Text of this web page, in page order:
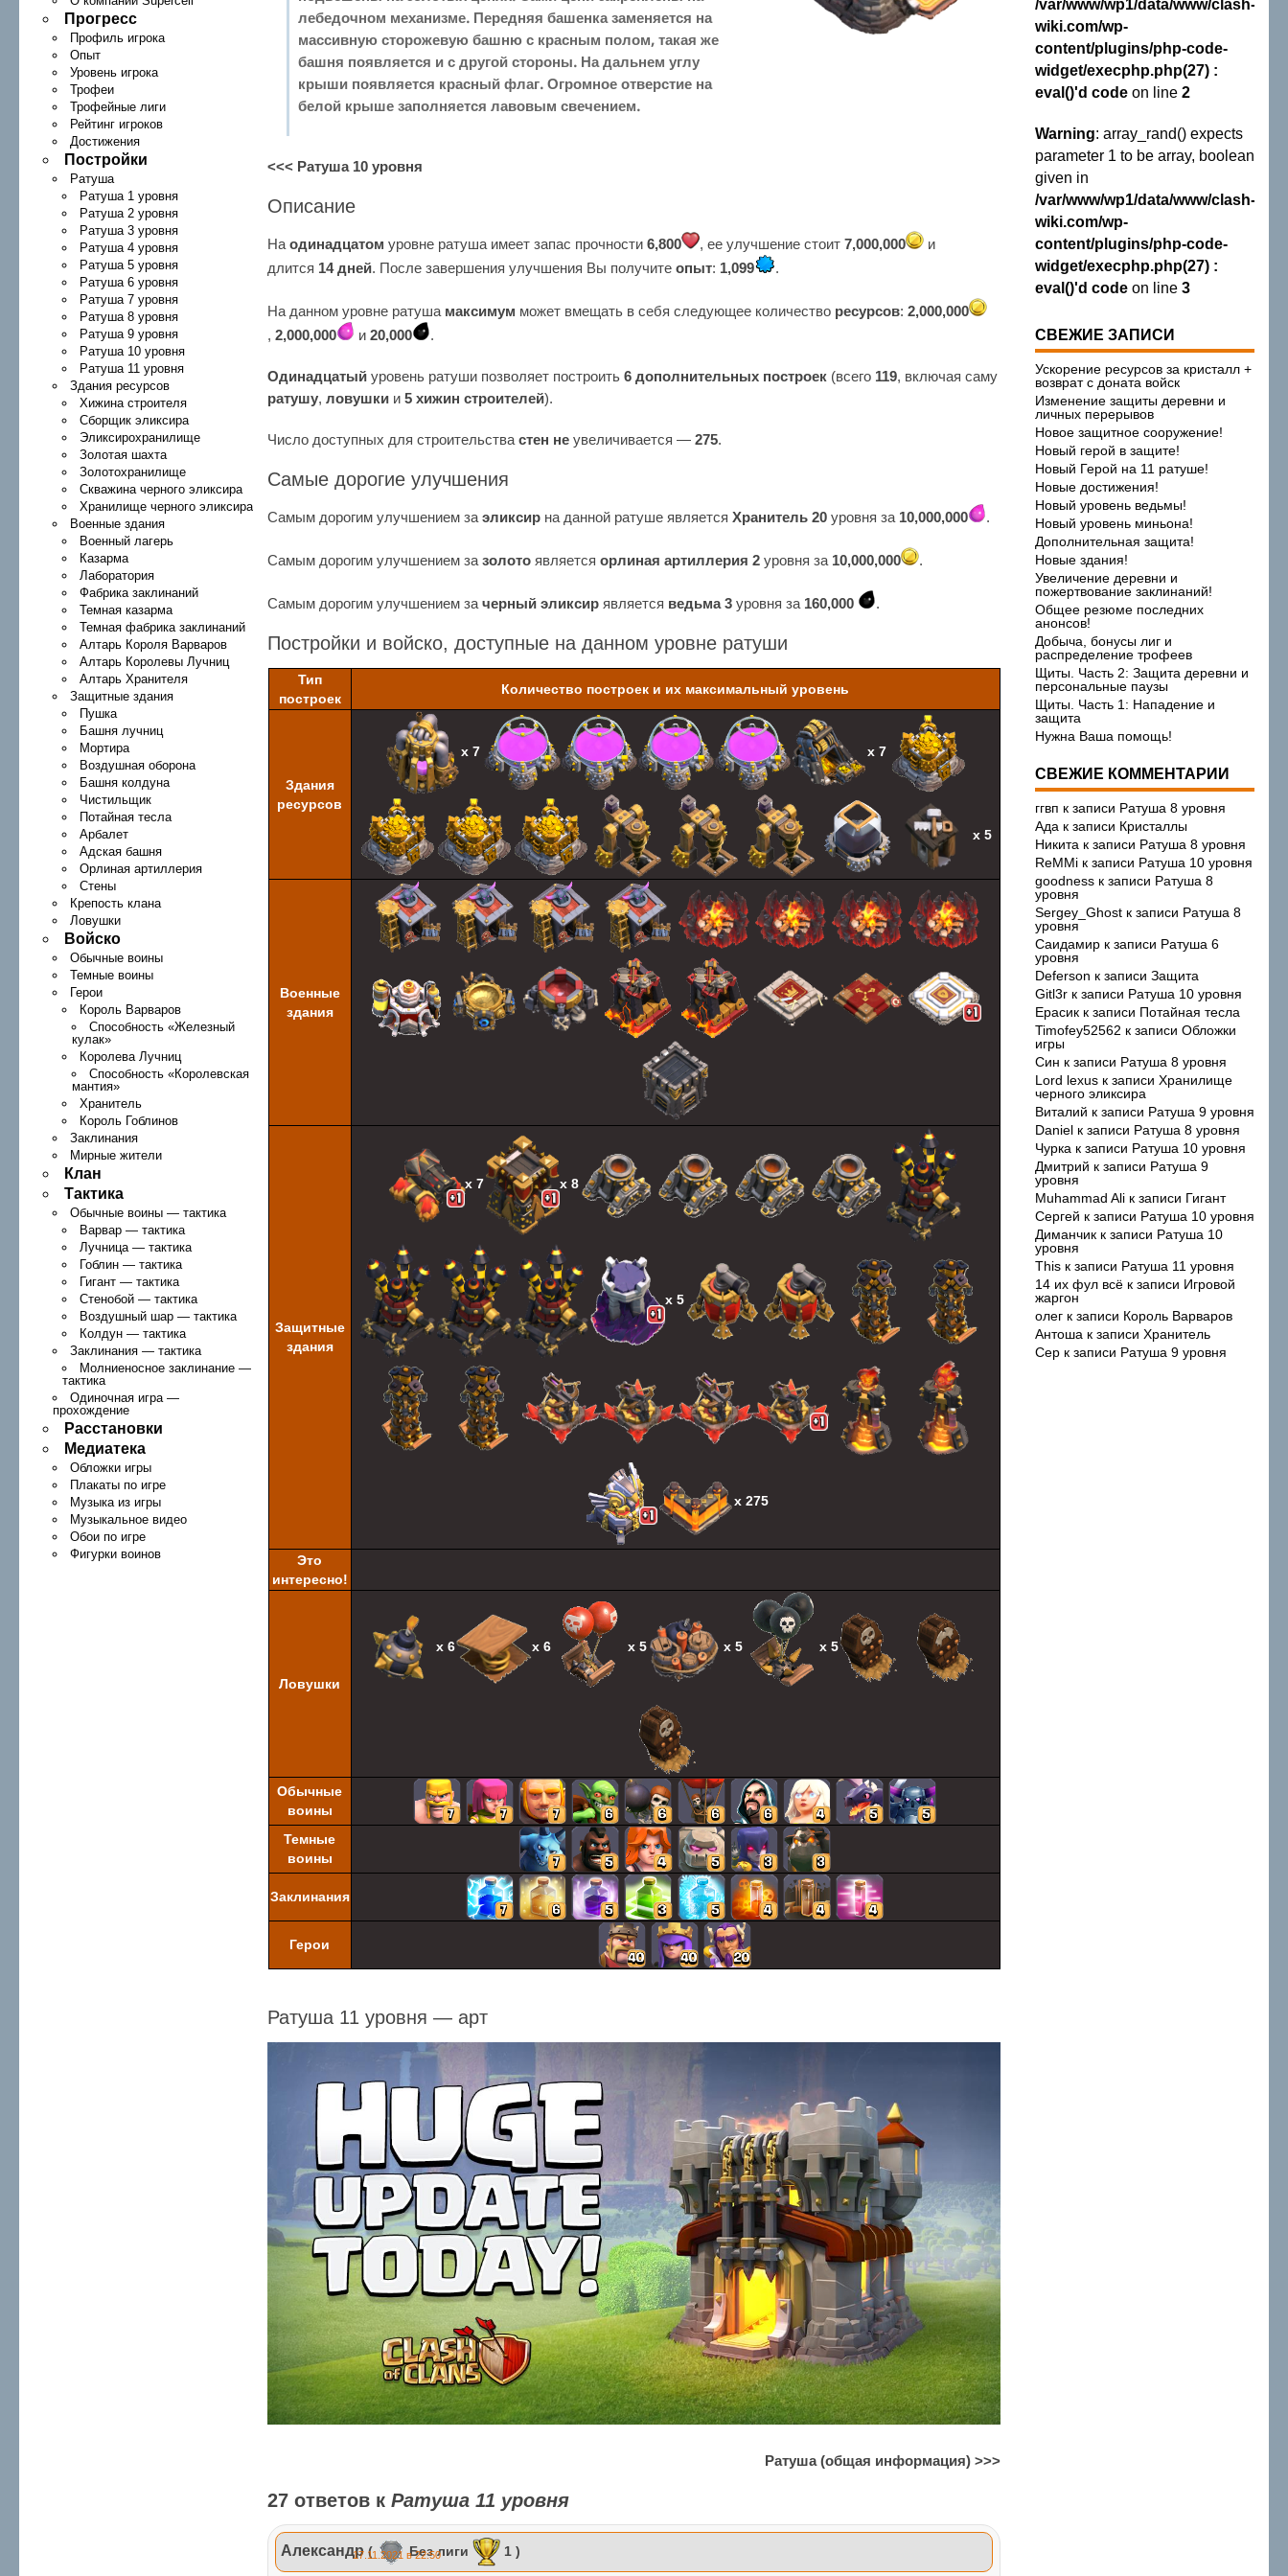
Прогресс
Профиль игрока
Опыт
Уровень игрока
Трофеи
Трофейные лиги
Рейтинг игроков
Достижения
Постройки
Ратуша
Ратуша 1 уровня
Ратуша 2 уровня
Ратуша 3 уровня
Ратуша 4 уровня
Ратуша 5 уровня
Ратуша 6 уровня
Ратуша 7 уровня
Ратуша 8 уровня
Ратуша 9 уровня
Ратуша 10 уровня
Ратуша 11 уровня
Здания ресурсов
Хижина строителя
Сборщик эликсира
Эликсирохранилище
Золотая шахта
Золотохранилище
Скважина черного эликсира
Хранилище черного эликсира
Военные здания
Военный лагерь
Казарма
Лаборатория
Фабрика заклинаний
Темная казарма
Темная фабрика заклинаний
Алтарь Короля Варваров
Алтарь Королевы Лучниц
Алтарь Хранителя
Защитные здания
Пушка
Башня лучниц
Мортира
Воздушная оборона
Башня колдуна
Чистильщик
Потайная тесла
Арбалет
Адская башня
Орлиная артиллерия
Стены
Крепость клана
Ловушки
Войско
Обычные воины
Темные воины
Герои
Король Варваров
Способность «Железный
кулак»
Королева Лучниц
Способность «Королевская
мантия»
Хранитель
Король Гоблинов
Заклинания
Мирные жители
Клан
Тактика
Обычные воины — тактика
Варвар — тактика
Лучница — тактика
Гоблин — тактика
Гигант — тактика
Стенобой — тактика
Воздушный шар — тактика
Колдун — тактика
Заклинания — тактика
Молниеносное заклинание —
тактика
Одиночная игра —
прохождение
Расстановки
Медиатека
Обложки игры
Плакаты по игре
Музыка из игры
Музыкальное видео
Обои по игре
Фигурки воинов
лебедочном механизме. Передняя башенка заменяется на
массивную сторожевую башню с красным полом, такая же
башня появляется и с другой стороны. На дальнем углу
крыши появляется красный флаг. Огромное отверстие на
белой крыше заполняется лавовым свечением.
<<< Ратуша 10 уровня
Описание
Наодинадцатом уровне ратуша имеет запас прочности6,800 , ее улучшение стоит7,000,000
и
длится 14 дней. После завершения улучшения Вы получитеопыт: 1,099 .
На данном уровне ратуша максимум может вмещать в себя следующее количество ресурсов:2,000,000
,2,000,000 и20,000 .
Одинадцатый уровень ратуши позволяет построить6 дополнительных построек (всего 119, включая саму
ратушу,ловушки и5 хижин строителей).
Число доступных для строительствастен не увеличивается —275.
Самые дорогие улучшения
Самым дорогим улучшением заэликсир на данной ратуше являетсяХранитель 20 уровня за 10,000,000 .
Самым дорогим улучшением зазолото являетсяорлиная артиллерия 2 уровня за 10,000,000 .
Самым дорогим улучшением зачерный эликсир является ведьма 3 уровня за 160,000 .
Постройки и войско, доступные на данном уровне ратуши
Тип
построек
Количество построек и их максимальный уровень
Здания
ресурсов
х 7 х 7
х 5
Военные
здания
Защитные
здания
х 7 х 8
х 5
х 275
Это
интересно!
Ловушки
х 6 х 6 х 5 х 5 х 5
Обычные
воины
Темные
воины
Заклинания
Герои
Ратуша 11 уровня — арт
Ратуша (общая информация) >>>
27 ответов кРатуша 11 уровня
Александр ( Без лиги 1 )
17.11.2021 в 22:50
/var/www/wp1/data/www/clash-
wiki.com/wp-
content/plugins/php-code-
widget/execphp.php(27) :
eval()'d codeon line 2
Warning: array_rand() expects
parameter 1 to be array, boolean
given in
/var/www/wp1/data/www/clash-
wiki.com/wp-
content/plugins/php-code-
widget/execphp.php(27) :
eval()'d codeon line 3
СВЕЖИЕ ЗАПИСИ
Ускорение ресурсов за кристалл +
возврат с доната войск
Изменение защиты деревни и
личных перерывов
Новое защитное сооружение!
Новый герой в защите!
Новый Герой на 11 ратуше!
Новые достижения!
Новый уровень ведьмы!
Новый уровень миньона!
Дополнительная защита!
Новые здания!
Увеличение деревни и
пожертвование заклинаний!
Общее резюме последних
анонсов!
Добыча, бонусы лиг и
распределение трофеев
Щиты. Часть 2: Защита деревни и
персональные паузы
Щиты. Часть 1: Нападение и
защита
Нужна Ваша помощь!
СВЕЖИЕ КОММЕНТАРИИ
ггвп к записи Ратуша 8 уровня
Ада к записи Кристаллы
Никита к записи Ратуша 8 уровня
ReMMiк записи Ратуша 10 уровня
goodnessк записи Ратуша 8
уровня
Sergey_Ghostк записи Ратуша 8
уровня
Саидамирк записи Ратуша 6
уровня
Deferson к записи Защита
Gitl3rк записи Ратуша 10 уровня
Ерасикк записи Потайная тесла
Timofey52562 к записи Обложки
игры
Син к записи Ратуша 8 уровня
Lord lexusк записи Хранилище
черного эликсира
Виталий к записи Ратуша 9 уровня
Danielк записи Ратуша 8 уровня
Чурка к записи Ратуша 10 уровня
Дмитрий к записи Ратуша 9
уровня
Muhammad Aliк записи Гигант
Сергей к записи Ратуша 10 уровня
Диманчикк записи Ратуша 10
уровня
Thisк записи Ратуша 11 уровня
14 их фул всёк записи Игровой
жаргон
олегк записи Король Варваров
Антоша к записи Хранитель
Серк записи Ратуша 9 уровня